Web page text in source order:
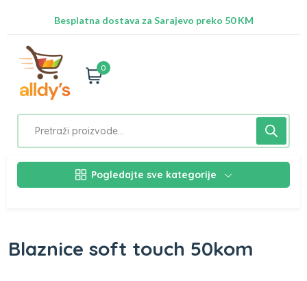
Besplatna dostava za Sarajevo preko 50 KM
0
Pogledajte sve kategorije
Blaznice soft touch 50kom